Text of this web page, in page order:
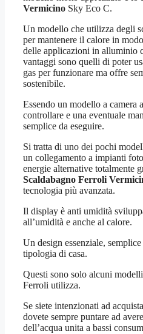
Vermicino Sky Eco C.
Un modello che utilizza degli
per mantenere il calore in
delle applicazioni in alluminio
vantaggi sono quelli di poter
gas per funzionare ma offre
sostenibile.
Essendo un modello a camera
controllare e una eventuale
semplice da eseguire.
Si tratta di uno dei pochi
un collegamento a impianti
energie alternative totalmente
Scaldabagno Ferroli
tecnologia più avanzata.
Il display è anti umidità
all’umidità e anche al calore.
Un design essenziale,
tipologia di casa.
Questi sono solo alcuni
Ferroli utilizza.
Se siete intenzionati ad
dovete sempre puntare ad
dell’acqua unita a bassi